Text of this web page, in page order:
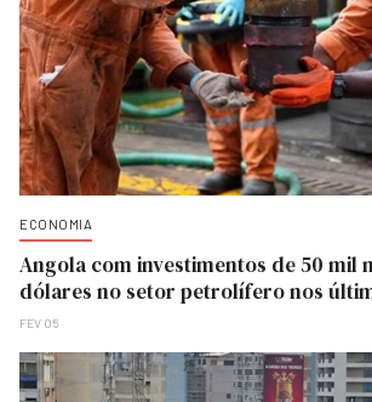
ECONOMIA
Angola com investimentos de 50 mil
dólares no setor petrolífero nos
FEV 05